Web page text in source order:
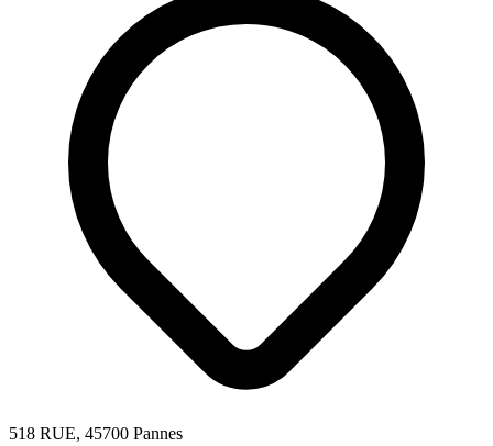
518 RUE, 45700 Pannes